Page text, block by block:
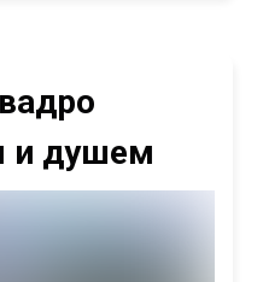
и душем